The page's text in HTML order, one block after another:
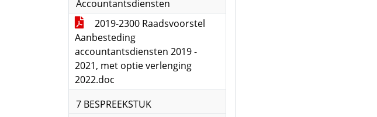
Accountantsdiensten
2019-2300 Raadsvoorstel
Aanbesteding
accountantsdiensten 2019 -
2021, met optie verlenging
2022.doc
7 BESPREEKSTUK